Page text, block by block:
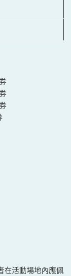
在活動場地內應佩